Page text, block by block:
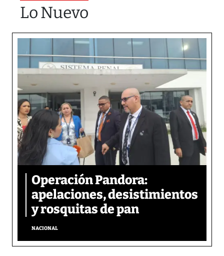
Lo Nuevo
Operación Pandora:
apelaciones, desistimientos
y rosquitas de pan
NACIONAL